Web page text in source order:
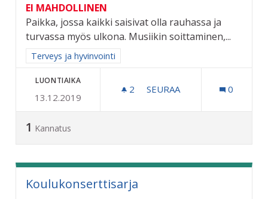
EI MAHDOLLINEN
Paikka, jossa kaikki saisivat olla rauhassa ja
turvassa myös ulkona. Musiikin soittaminen,...
Rajaa tulokset aihepiirin mukaan: Terveys ja hyvinvointi
Terveys ja hyvinvointi
LUONTIAIKA
13.12.2019
2 2 SEURAAJAA
SEURAA 0
1 Kannatus
Koulukonserttisarja